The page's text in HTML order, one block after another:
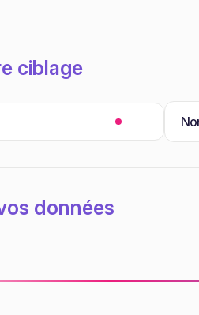
ciblage
données